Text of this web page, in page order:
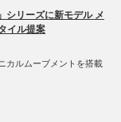
シリーズに新モデル メ
イル提案
カルムーブメントを搭載